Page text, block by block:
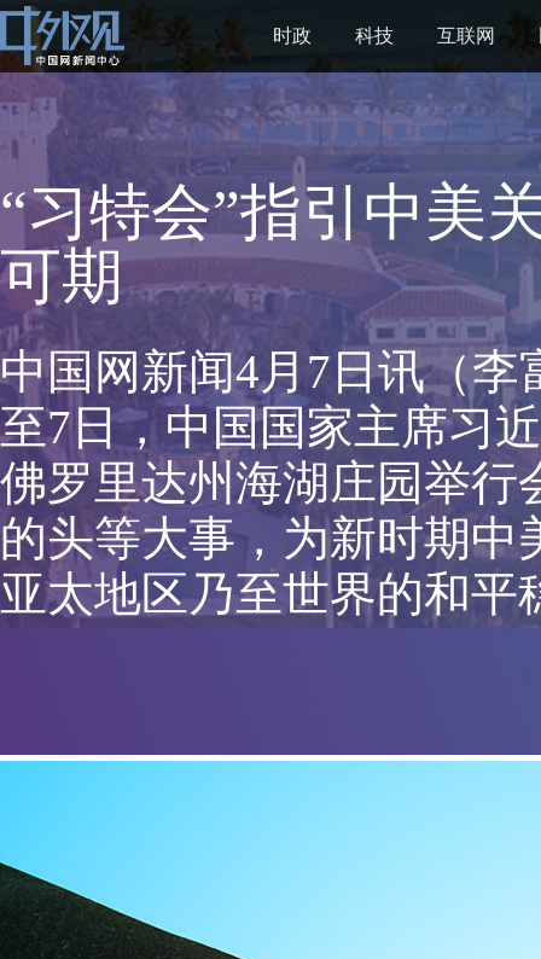
时政 科技 互联网
“习特会”指引中美
可期
中国网新闻4月7日讯（
至7日，中国国家主席习
佛罗里达州海湖庄园举行
的头等大事，为新时期中
亚太地区乃至世界的和